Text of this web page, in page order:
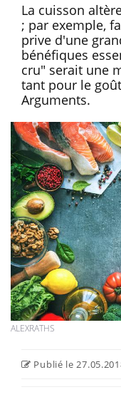
La cuisson
; par exemple,
prive d'une
bénéfiques
cru" serait une
tant pour le
Arguments.
ALEXRATHS
Publié le